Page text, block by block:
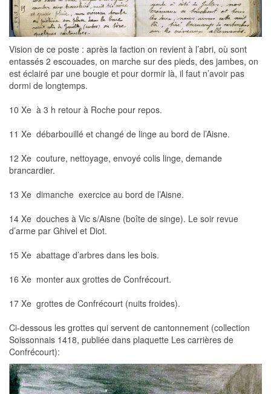
Vision de ce poste : après la faction on revient à l’abri, où sont
entassés 2 escouades, on marche sur des pieds, des jambes, on
est éclairé par une bougie et pour dormir là, il faut n’avoir pas
dormi de longtemps.
10 Xe  à 3 h retour à Roche pour repos.
11 Xe  débarbouillé et changé de linge au bord de l’Aisne.
12 Xe  couture, nettoyage, envoyé colis linge, demande
brancardier.
13 Xe  dimanche  exercice au bord de l’Aisne.
14 Xe  douches à Vic s/Aisne (boîte de singe). Le soir revue
d’arme par Ghivel et Diot.
15 Xe  abattage d’arbres dans les bois.
16 Xe  monter aux grottes de Confrécourt.
17 Xe  grottes de Confrécourt (nuits froides).
Ci-dessous les grottes qui servent de cantonnement (collection
Soissonnais 1418, publiée dans plaquette Les carrières de
Confrécourt):